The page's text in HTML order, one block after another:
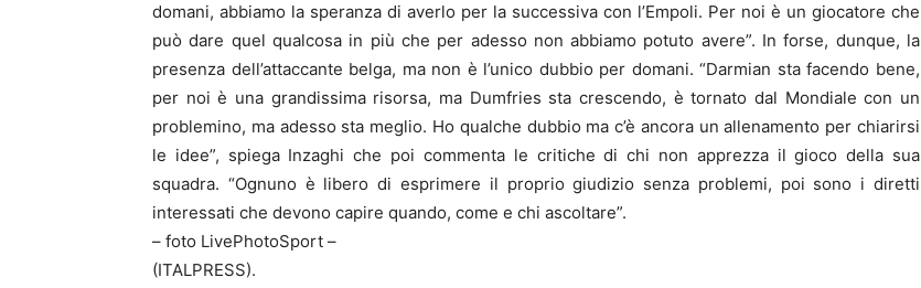
domani, abbiamo la speranza di averlo per la successiva con l’Empoli. Per noi è un giocatore che
può dare quel qualcosa in più che per adesso non abbiamo potuto avere”. In forse, dunque, la
presenza dell’attaccante belga, ma non è l’unico dubbio per domani. “Darmian sta facendo bene,
per noi è una grandissima risorsa, ma Dumfries sta crescendo, è tornato dal Mondiale con un
problemino, ma adesso sta meglio. Ho qualche dubbio ma c’è ancora un allenamento per chiarirsi
le idee”, spiega Inzaghi che poi commenta le critiche di chi non apprezza il gioco della sua
squadra. “Ognuno è libero di esprimere il proprio giudizio senza problemi, poi sono i diretti
interessati che devono capire quando, come e chi ascoltare”.
– foto LivePhotoSport –
(ITALPRESS).